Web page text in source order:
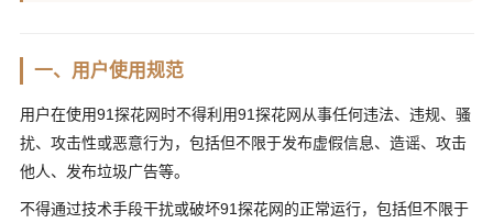
一、用户使用规范
用户在使用91探花网时不得利用91探花网从事任何违法、违规、骚
扰、攻击性或恶意行为，包括但不限于发布虚假信息、造谣、攻击
他人、发布垃圾广告等。
不得通过技术手段干扰或破坏91探花网的正常运行，包括但不限于